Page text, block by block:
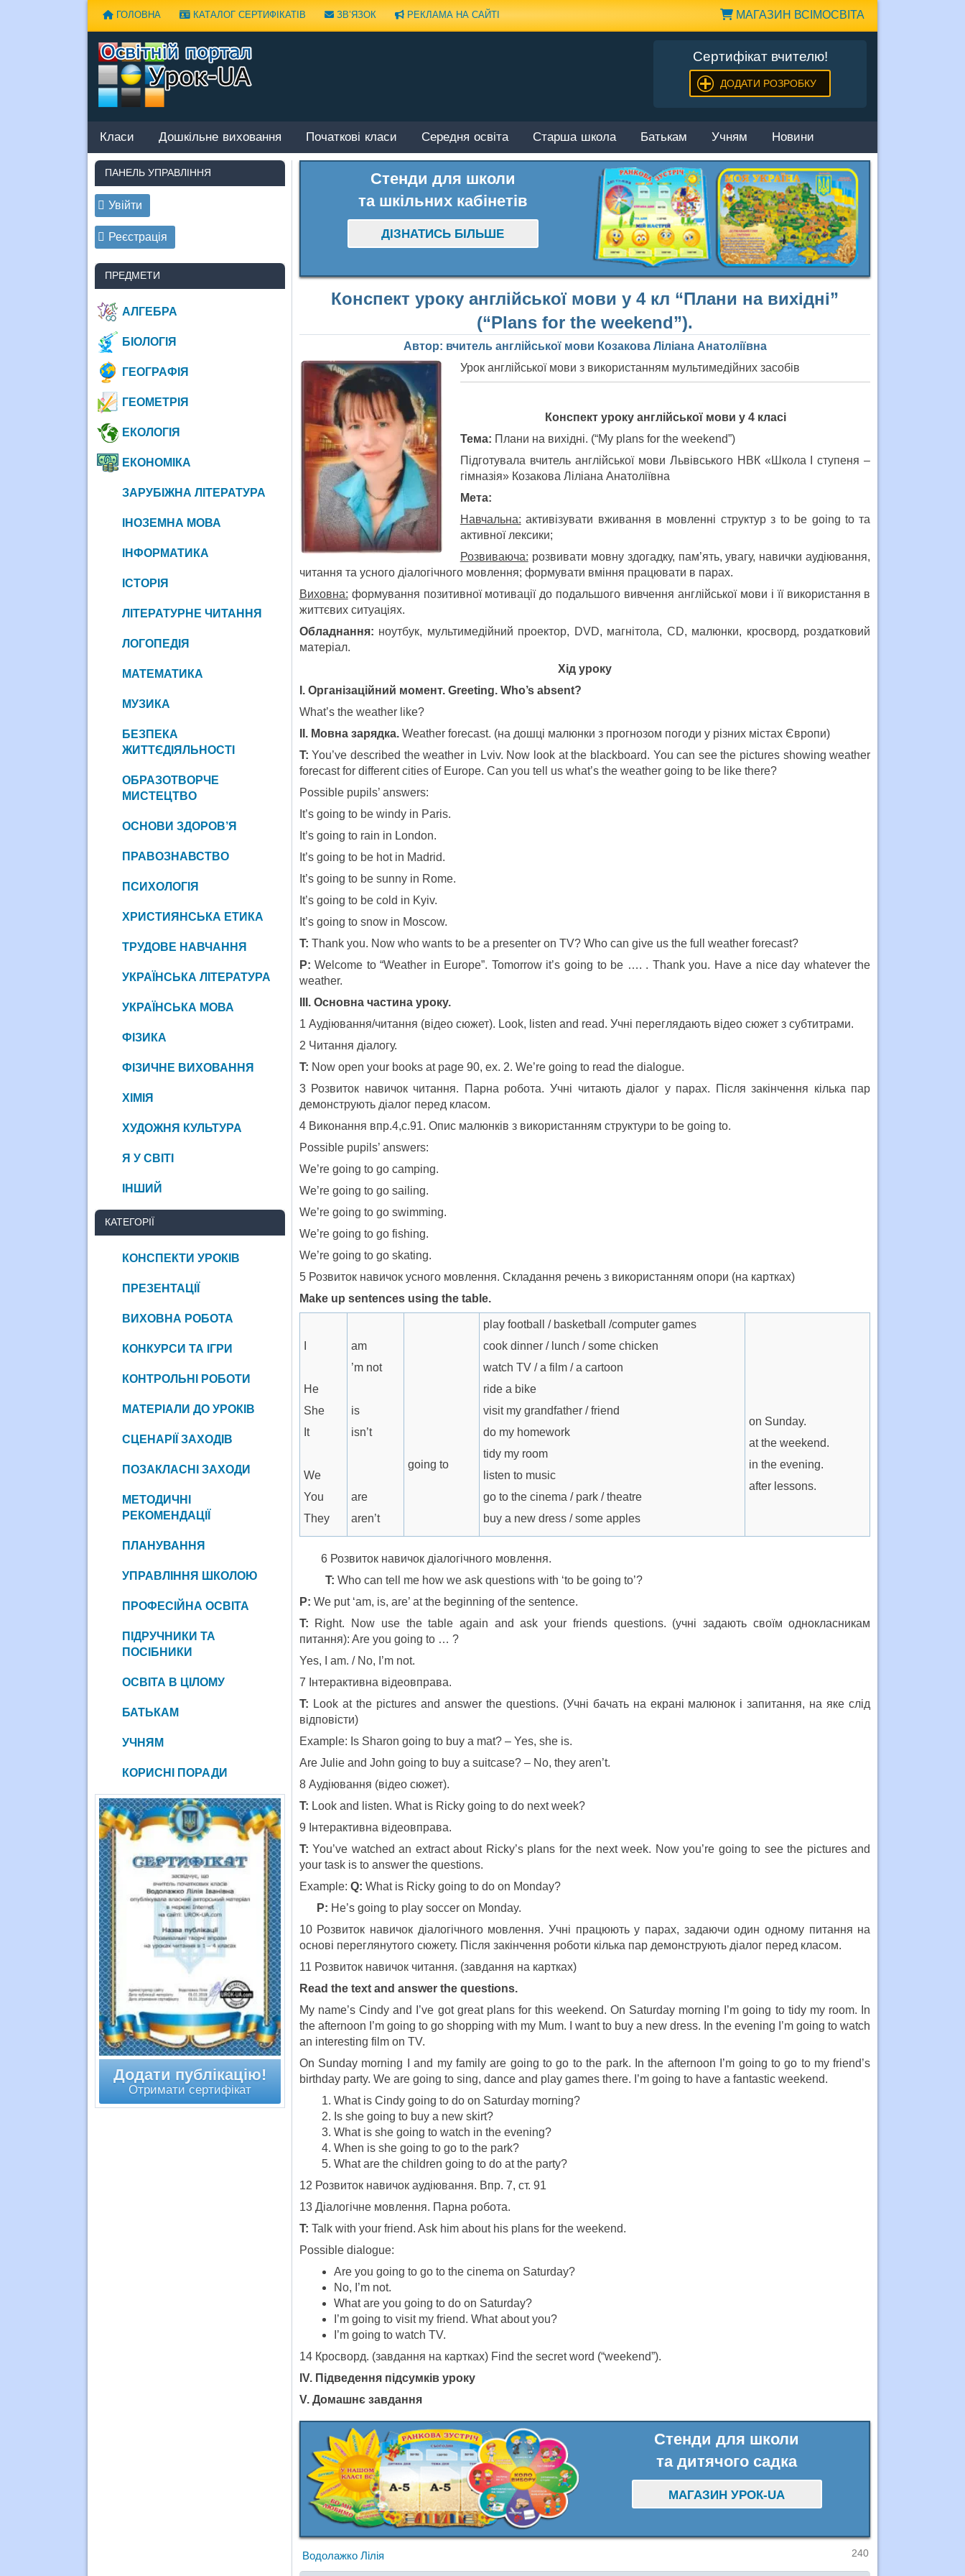
МАГАЗИН ВСІМОСВІТА
ГОЛОВНА КАТАЛОГ СЕРТИФІКАТІВ ЗВ’ЯЗОК РЕКЛАМА НА САЙТІ
Сертифікат вчителю!
ДОДАТИ РОЗРОБКУ
Класи Дошкільне виховання Початкові класи Середня освіта Старша школа Батькам Учням Новини
Стенди для школи
та шкільних кабінетів
ДІЗНАТИСЬ БІЛЬШЕ
Конспект уроку англійської мови у 4 кл “Плани на вихідні”
(“Plans for the weekend”).
Автор: вчитель англійської мови Козакова Ліліана Анатоліївна
Урок англійської мови з використанням мультимедійних засобів
Конспект уроку англійської мови у 4 класі
Тема: Плани на вихідні. (“My plans for the weekend”)
Підготувала вчитель англійської мови Львівського НВК «Школа I ступеня –
гімназія» Козакова Ліліана Анатоліївна
Мета:
Навчальна: активізувати вживання в мовленні структур з to be going to та
активної лексики;
Розвиваюча: розвивати мовну здогадку, пам’ять, увагу, навички аудіювання,
читання та усного діалогічного мовлення; формувати вміння працювати в парах.
Виховна: формування позитивної мотивації до подальшого вивчення англійської мови і її використання в
життєвих ситуаціях.
Обладнання: ноутбук, мультимедійний проектор, DVD, магнітола, CD, малюнки, кросворд, роздатковий
матеріал.
Хід уроку
I. Організаційний момент. Greeting. Who’s absent?
What’s the weather like?
II. Мовна зарядка.Weather forecast. (на дошці малюнки з прогнозом погоди у різних містах Європи)
T: You’ve described the weather in Lviv. Now look at the blackboard. You can see the pictures showing weather
forecast for different cities of Europe. Can you tell us what’s the weather going to be like there?
Possible pupils’ answers:
It’s going to be windy in Paris.
It’s going to rain in London.
It’s going to be hot in Madrid.
It’s going to be sunny in Rome.
It’s going to be cold in Kyiv.
It’s going to snow in Moscow.
T: Thank you. Now who wants to be a presenter on TV? Who can give us the full weather forecast?
P: Welcome to “Weather in Europe”. Tomorrow it’s going to be …. . Thank you. Have a nice day whatever the
weather.
III. Основна частина уроку.
1 Аудіювання/читання (відео сюжет). Look, listen and read. Учні переглядають відео сюжет з субтитрами.
2 Читання діалогу.
T: Now open your books at page 90, ex. 2. We’re going to read the dialogue.
3 Розвиток навичок читання. Парна робота. Учні читають діалог у парах. Після закінчення кілька пар
демонструють діалог перед класом.
4 Виконання впр.4,с.91. Опис малюнків з використанням структури to be going to.
Possible pupils’ answers:
We’re going to go camping.
We’re going to go sailing.
We’re going to go swimming.
We’re going to go fishing.
We’re going to go skating.
5 Розвиток навичок усного мовлення. Складання речень з використанням опори (на картках)
Make up sentences using the table.
He
She
It
We
You
They
am
’m not
is
isn’t
are
aren’t
going to
play football / basketball /computer games
cook dinner / lunch / some chicken
watch TV / a film / a cartoon
ride a bike
visit my grandfather / friend
do my homework
tidy my room
listen to music
go to the cinema / park / theatre
buy a new dress / some apples
on Sunday.
at the weekend.
in the evening.
after lessons.
6 Розвиток навичок діалогічного мовлення.
T: Who can tell me how we ask questions with ‘to be going to’?
P: We put ‘am, is, are’ at the beginning of the sentence.
T: Right. Now use the table again and ask your friends questions. (учні задають своїм однокласникам
питання): Are you going to … ?
Yes, I am. / No, I’m not.
7 Інтерактивна відеовправа.
T: Look at the pictures and answer the questions. (Учні бачать на екрані малюнок і запитання, на яке слід
відповісти)
Example: Is Sharon going to buy a mat? – Yes, she is.
Are Julie and John going to buy a suitcase? – No, they aren’t.
8 Аудіювання (відео сюжет).
T: Look and listen. What is Ricky going to do next week?
9 Інтерактивна відеовправа.
T: You’ve watched an extract about Ricky’s plans for the next week. Now you’re going to see the pictures and
your task is to answer the questions.
Example: Q: What is Ricky going to do on Monday?
P: He’s going to play soccer on Monday.
10 Розвиток навичок діалогічного мовлення. Учні працюють у парах, задаючи один одному питання на
основі переглянутого сюжету. Після закінчення роботи кілька пар демонструють діалог перед класом.
11 Розвиток навичок читання. (завдання на картках)
Read the text and answer the questions.
My name’s Cindy and I’ve got great plans for this weekend. On Saturday morning I’m going to tidy my room. In
the afternoon I’m going to go shopping with my Mum. I want to buy a new dress. In the evening I’m going to watch
an interesting film on TV.
On Sunday morning I and my family are going to go to the park. In the afternoon I’m going to go to my friend’s
birthday party. We are going to sing, dance and play games there. I’m going to have a fantastic weekend.
What is Cindy going to do on Saturday morning?
Is she going to buy a new skirt?
What is she going to watch in the evening?
When is she going to go to the park?
What are the children going to do at the party?
12 Розвиток навичок аудіювання. Впр. 7, ст. 91
13 Діалогічне мовлення. Парна робота.
T: Talk with your friend. Ask him about his plans for the weekend.
Possible dialogue:
Are you going to go to the cinema on Saturday?
No, I’m not.
What are you going to do on Saturday?
I’m going to visit my friend. What about you?
I’m going to watch TV.
14 Кросворд. (завдання на картках) Find the secret word (“weekend”).
IV. Підведення підсумків уроку
V. Домашнє завдання
Стенди для школи
та дитячого садка
МАГАЗИН УРОК-UA
Водолажко Лілія 240
ПАНЕЛЬ УПРАВЛІННЯ
Увійти
Реєстрація
ПРЕДМЕТИ
АЛГЕБРА
БІОЛОГІЯ
ГЕОГРАФІЯ
ГЕОМЕТРІЯ
ЕКОЛОГІЯ
ЕКОНОМІКА
ЗАРУБІЖНА ЛІТЕРАТУРА
ІНОЗЕМНА МОВА
ІНФОРМАТИКА
ІСТОРІЯ
ЛІТЕРАТУРНЕ ЧИТАННЯ
ЛОГОПЕДІЯ
МАТЕМАТИКА
МУЗИКА
БЕЗПЕКА
ЖИТТЄДІЯЛЬНОСТІ
ОБРАЗОТВОРЧЕ
МИСТЕЦТВО
ОСНОВИ ЗДОРОВ’Я
ПРАВОЗНАВСТВО
ПСИХОЛОГІЯ
ХРИСТИЯНСЬКА ЕТИКА
ТРУДОВЕ НАВЧАННЯ
УКРАЇНСЬКА ЛІТЕРАТУРА
УКРАЇНСЬКА МОВА
ФІЗИКА
ФІЗИЧНЕ ВИХОВАННЯ
ХІМІЯ
ХУДОЖНЯ КУЛЬТУРА
Я У СВІТІ
ІНШИЙ
КАТЕГОРІЇ
КОНСПЕКТИ УРОКІВ
ПРЕЗЕНТАЦІЇ
ВИХОВНА РОБОТА
КОНКУРСИ ТА ІГРИ
КОНТРОЛЬНІ РОБОТИ
МАТЕРІАЛИ ДО УРОКІВ
СЦЕНАРІЇ ЗАХОДІВ
ПОЗАКЛАСНІ ЗАХОДИ
МЕТОДИЧНІ
РЕКОМЕНДАЦІЇ
ПЛАНУВАННЯ
УПРАВЛІННЯ ШКОЛОЮ
ПРОФЕСІЙНА ОСВІТА
ПІДРУЧНИКИ ТА
ПОСІБНИКИ
ОСВІТА В ЦІЛОМУ
БАТЬКАМ
УЧНЯМ
КОРИСНІ ПОРАДИ
Додати публікацію!
Отримати сертифікат